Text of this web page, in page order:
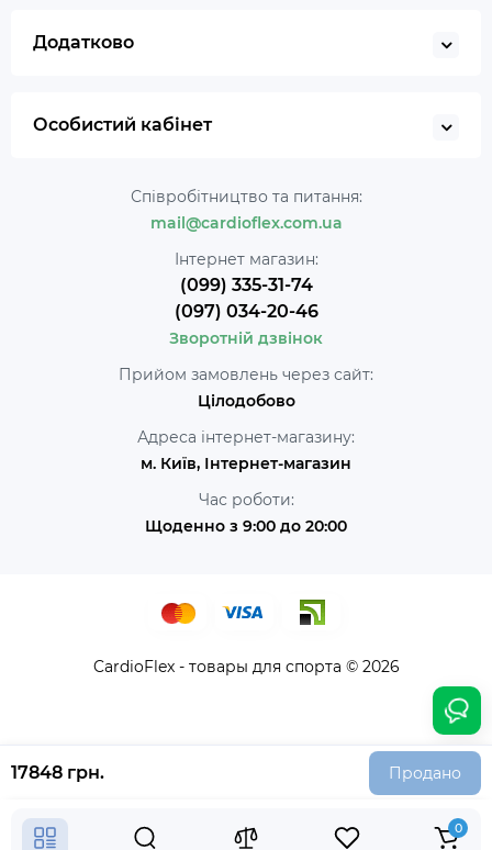
0
17848 грн. Продано
Додатково
Особистий кабінет
Співробітництво та питання:
mail@cardioflex.com.ua
Інтернет магазин:
(099) 335-31-74
(097) 034-20-46
Зворотній дзвінок
Прийом замовлень через сайт:
Цілодобово
Адреса інтернет-магазину:
м. Київ, Інтернет-магазин
Час роботи:
Щоденно з 9:00 до 20:00
CardioFlex - товары для спорта © 2026